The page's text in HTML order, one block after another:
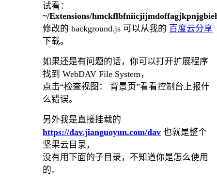
试看：
~/Extensions/
修改的 background.js 可以从我的 百度云分享
下载。
如果还是有问题的话，你可以打开扩展程序
找到 WebDAV File System，
点击“检查视图： 背景页”看看控制台上报什
么错误。
另外我是直接挂载的
https://dav.jianguoyun.com/dav 也就是整个
坚果云目录，
没有用下面的子目录，不知道你是怎么使用
的。